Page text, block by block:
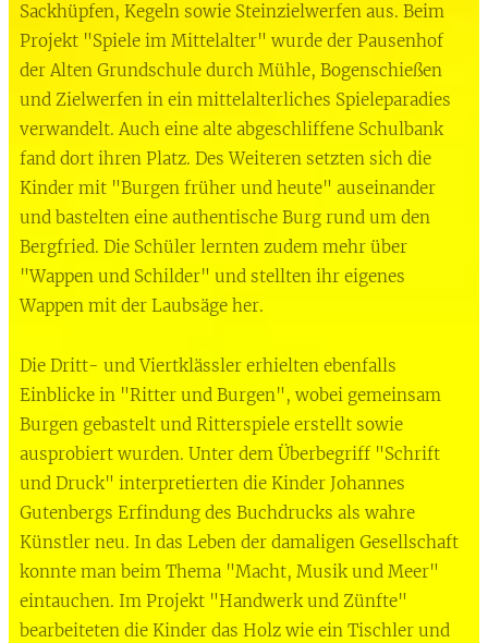
Sackhüpfen, Kegeln sowie Steinzielwerfen aus. Beim
Projekt "Spiele im Mittelalter" wurde der Pausenhof
der Alten Grundschule durch Mühle, Bogenschießen
und Zielwerfen in ein mittelalterliches Spieleparadies
verwandelt. Auch eine alte abgeschliffene Schulbank
fand dort ihren Platz. Des Weiteren setzten sich die
Kinder mit "Burgen früher und heute" auseinander
und bastelten eine authentische Burg rund um den
Bergfried. Die Schüler lernten zudem mehr über
"Wappen und Schilder" und stellten ihr eigenes
Wappen mit der Laubsäge her.
Die Dritt- und Viertklässler erhielten ebenfalls
Einblicke in "Ritter und Burgen", wobei gemeinsam
Burgen gebastelt und Ritterspiele erstellt sowie
ausprobiert wurden. Unter dem Überbegriff "Schrift
und Druck" interpretierten die Kinder Johannes
Gutenbergs Erfindung des Buchdrucks als wahre
Künstler neu. In das Leben der damaligen Gesellschaft
konnte man beim Thema "Macht, Musik und Meer"
eintauchen. Im Projekt "Handwerk und Zünfte"
bearbeiteten die Kinder das Holz wie ein Tischler und